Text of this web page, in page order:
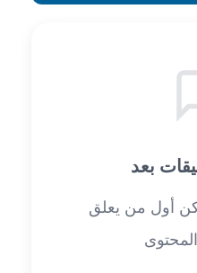
بعد
كن أول من يعلق